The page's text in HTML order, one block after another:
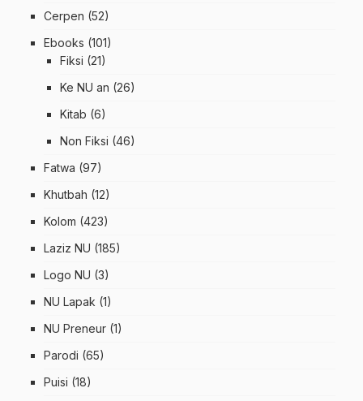
Cerpen (52)
Ebooks (101)
Fiksi (21)
Ke NU an (26)
Kitab (6)
Non Fiksi (46)
Fatwa (97)
Khutbah (12)
Kolom (423)
Laziz NU (185)
Logo NU (3)
NU Lapak (1)
NU Preneur (1)
Parodi (65)
Puisi (18)